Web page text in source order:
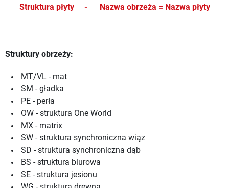
Struktura płyty - Nazwa obrzeża = Nazwa płyty
Struktury obrzeży:
MT/VL - mat
SM - gładka
PE - perła
OW - struktura One World
MX - matrix
SW - struktura synchroniczna wiąz
SD - struktura synchroniczna dąb
BS - struktura biurowa
SE - struktura jesionu